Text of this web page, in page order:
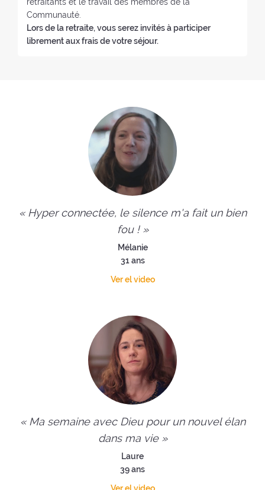
Communauté.
Lors de la retraite, vous serez invités à participer
librement aux frais de votre séjour.
« Hyper connectée, le silence m'a fait un bien
fou ! »
Mélanie
31 ans
Ver el video
« Ma semaine avec Dieu pour un nouvel élan
dans ma vie »
Laure
39 ans